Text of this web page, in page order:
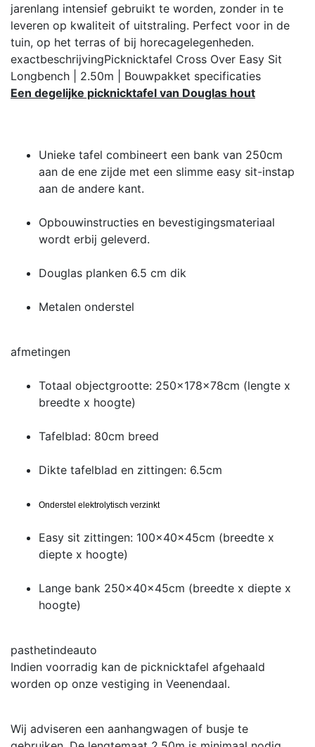
jarenlang intensief gebruikt te worden, zonder in te
leveren op kwaliteit of uitstraling. Perfect voor in de
tuin, op het terras of bij horecagelegenheden.
exactbeschrijvingPicknicktafel Cross Over Easy Sit
Longbench | 2.50m | Bouwpakket specificaties
Een degelijke picknicktafel van Douglas hout
Unieke tafel combineert een bank van 250cm
aan de ene zijde met een slimme easy sit-instap
aan de andere kant.
Opbouwinstructies en bevestigingsmateriaal
wordt erbij geleverd.
Douglas planken 6.5 cm dik
Metalen onderstel
afmetingen
Totaal objectgrootte: 250x178x78cm (lengte x
breedte x hoogte)
Tafelblad: 80cm breed
Dikte tafelblad en zittingen: 6.5cm
Onderstel elektrolytisch verzinkt
Easy sit zittingen: 100x40x45cm (breedte x
diepte x hoogte)
Lange bank 250x40x45cm (breedte x diepte x
hoogte)
pasthetindeauto
Indien voorradig kan de picknicktafel afgehaald
worden op onze vestiging in Veenendaal.
Wij adviseren een aanhangwagen of busje te